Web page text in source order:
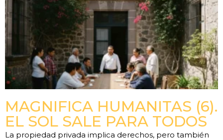
MAGNIFICA HUMANITAS (6).
EL SOL SALE PARA TODOS
La propiedad privada implica derechos, pero también